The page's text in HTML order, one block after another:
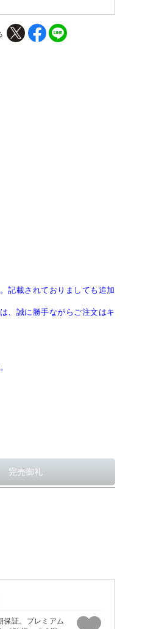
記載されておりましても追加
、誠に勝手ながらご注文はキ
保証。プレミアム